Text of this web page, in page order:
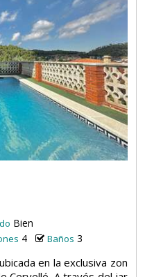
Bien
4 Baños 3
en la exclusiva zon